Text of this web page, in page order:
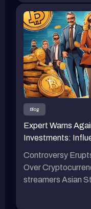
到是否愿接受加
比特币，因为他
货币则不太可靠
板最近录制的视
资虚拟货币，认
他指出，目前在
红人和创作者等人
其中有一些涉水的
取手续费，介绍你
最可怕的是，他
到，那些网络红人
确定网络红人的交
自己只要自己操作
为何要向大家宣
从你赚钱。” 最
Blog
Expert Warns
Investments:
Controversy
Over
streamers Asian
match at Taipei